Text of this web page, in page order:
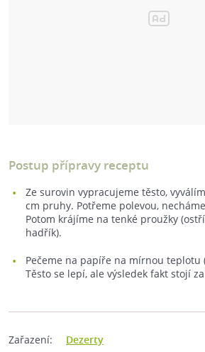
Postup přípravy receptu
Ze surovin vypracujeme těsto,
cm pruhy. Potřeme polevou,
Potom krájíme na tenké proužky
hadřík).
Pečeme na papíře na mírnou teplotu
Těsto se lepí, ale výsledek fakt stojí
Zařazení: Dezerty